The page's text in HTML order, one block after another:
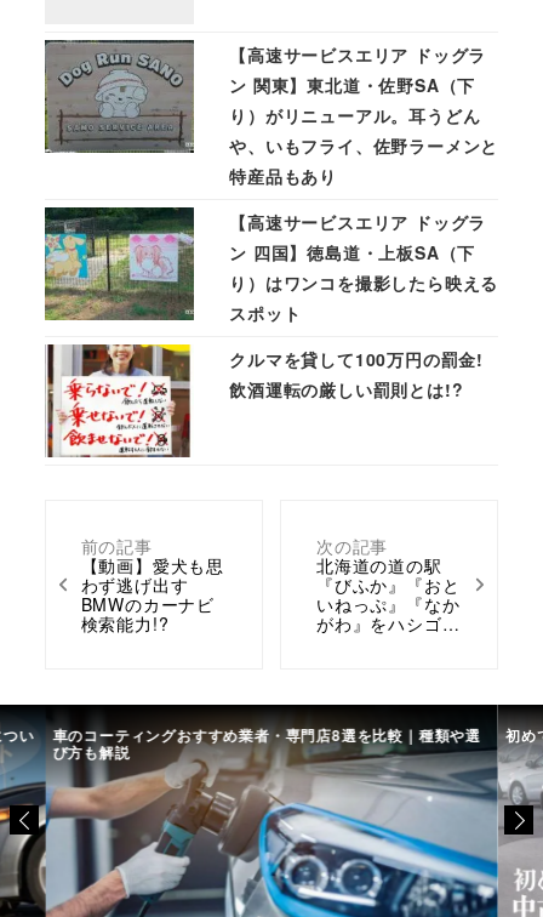
前の記事
【動画】愛犬も思
わず逃げ出す
BMWのカーナビ
検索能力!?
次の記事
北海道の道の駅
『びふか』『おと
いねっぷ』『なか
がわ』をハシゴ…
【高速サービスエリア ドッグラ
ン 関東】東北道・佐野SA（下
り）がリニューアル。耳うどん
や、いもフライ、佐野ラーメンと
特産品もあり
【高速サービスエリア ドッグラ
ン 四国】徳島道・上板SA（下
り）はワンコを撮影したら映える
スポット
クルマを貸して100万円の罰金!
飲酒運転の厳しい罰則とは!?
い 車のコーティングおすすめ業者・専門店8選を比較｜種類や選
び方も解説
初め